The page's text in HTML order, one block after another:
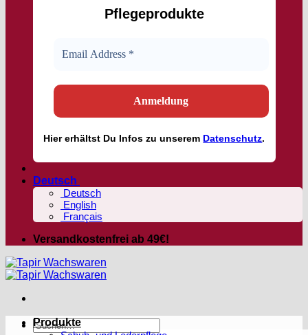
Pflegeprodukte
Hiererhältst Du Infos zu unserem Datenschutz.
Deutsch
Deutsch
English
Français
Versandkostenfrei ab 49€!
Suchen
Produkte